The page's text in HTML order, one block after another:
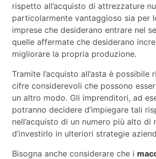
rispetto all’acquisto di attrezzature
particolarmente vantaggioso sia per
imprese che desiderano entrare nel
quelle affermate che desiderano
migliorare la propria produzione.
Tramite l’acquisto all’asta è possibile
cifre considerevoli che possono
un altro modo. Gli imprenditori, ad
potranno decidere d’impiegare tali
nell’acquisto di un numero più alto di
d’investirlo in ulteriori strategie
Bisogna anche considerare che i